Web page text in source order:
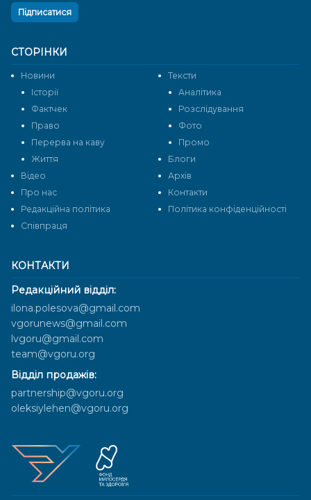
КОНТАКТИ
Редакційний відділ:
ilona.polesova@gmail.com
vgorunews@gmail.com
lvgoru@gmail.com
team@vgoru.org
Відділ продажів:
partnership@vgoru.org
oleksiylehen@vgoru.org
СТОРІНКИ
Новини
Тексти
Історії
Аналітика
Фактчек
Розслідування
Право
Фото
Перерва на каву
Промо
Життя
Блоги
Відео
Архів
Про нас
Контакти
Редакційна політика
Політика конфіденційності
Cпівпраця
Підписатися